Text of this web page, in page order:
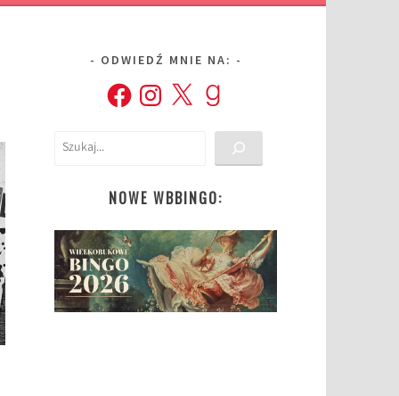
ODWIEDŹ MNIE NA:
FacebookInstagram
X Goodreads
Szukaj
NOWE WBBINGO: